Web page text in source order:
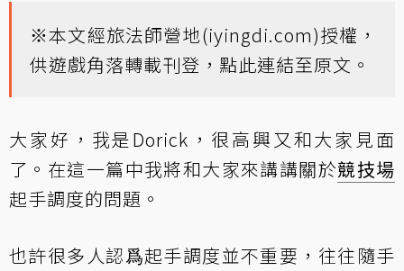
※本文經旅法師營地(iyingdi.com)授權，
供遊戲角落轉載刊登， 點此連結至原文 。
大家好，我是Dorick，很高興又和大家見面
了。在這一篇中我將和大家來講講關於競技場
起手調度的問題。
也許很多人認爲起手調度並不重要，往往隨手